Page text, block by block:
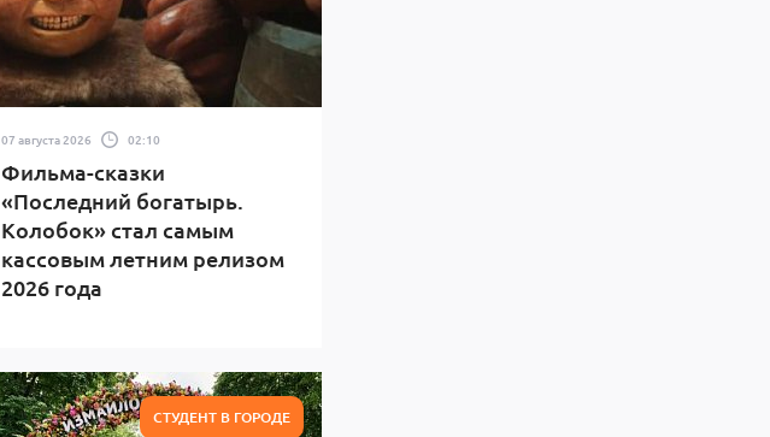
07 августа 2026 02:10
Фильма-сказки
«Последний богатырь.
Колобок» стал самым
кассовым летним релизом
2026 года
СТУДЕНТ В ГОРОДЕ